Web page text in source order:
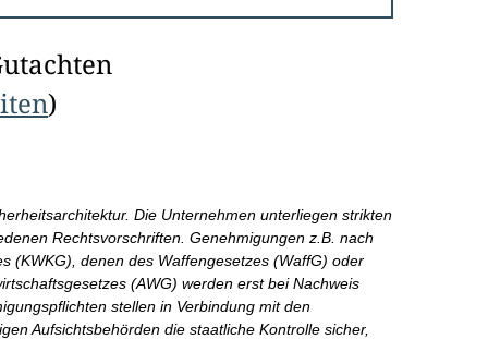
)
Die Unternehmen unterliegen strikten
Rechtsvorschriften. Genehmigungen z.B. nach
(KWKG), denen des Waffengesetzes (WaffG) oder
(AWG) werden erst bei Nachweis
stellen in Verbindung mit den
Aufsichtsbehörden die staatliche Kontrolle sicher,